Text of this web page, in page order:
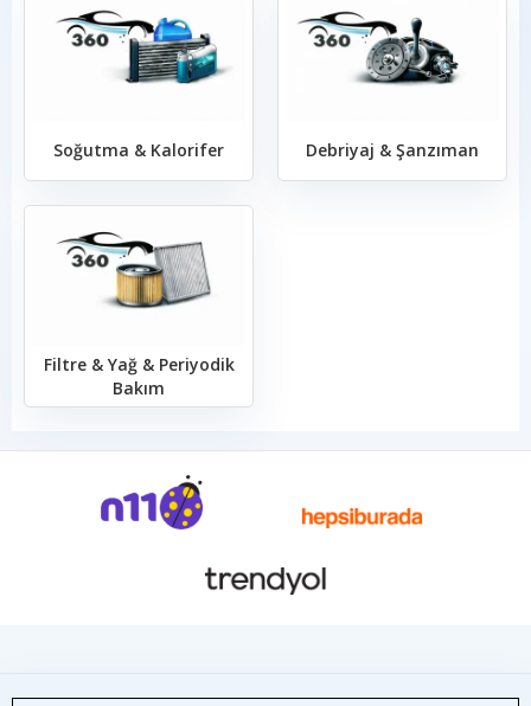
Soğutma & Kalorifer Debriyaj & Şanzıman
Filtre & Yağ & Periyodik
Bakım